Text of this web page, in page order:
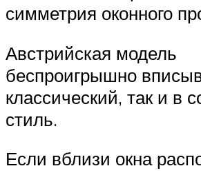
симметрия оконного
Австрийская модель
беспроигрышно
классический, так и в
стиль.
Если вблизи окна